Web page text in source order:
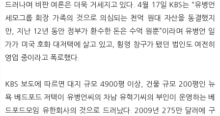
드러나며 비판 여론은 더욱 거세지고 있다. 4월 17일 KBS는 “유병언
세모그룹 회장 가족의 것으로 의심되는 천억 원대 자산을 동결했지
만, 지난 12년 동안 정부가 환수한 돈은 수억 원뿐”이라며 유병언 일
가가 미국 호화 대저택에 살고 있고, 횡령 창구가 됐던 법인도 여전히
영업 중이라고 폭로했다.
KBS 보도에 따르면 대지 규모 4900평 이상, 건물 규모 200평인 뉴
욕 베드포드 저택이 유병언씨의 차남 유혁기씨의 부인이 운영하는 베
드포드모임 유한회사의 것으로 드러났다. 2009년 275만 달러에 구